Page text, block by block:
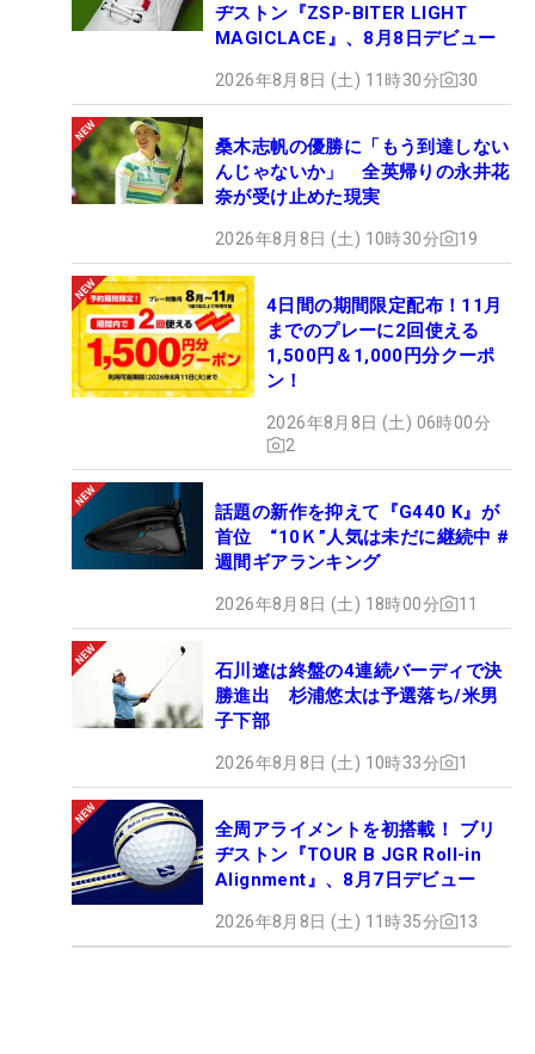
ヂストン『ZSP-BITER LIGHT
MAGICLACE』、8月8日デビュー
2026年8月8日 (土) 11時30分 30
桑木志帆の優勝に「もう到達しない
んじゃないか」 全英帰りの永井花
奈が受け止めた現実
2026年8月8日 (土) 10時30分 19
4日間の期間限定配布！11月
までのプレーに2回使える
1,500円＆1,000円分クーポ
ン！
2026年8月8日 (土) 06時00分
2
話題の新作を抑えて『G440 K』が
首位 “10Ｋ”人気は未だに継続中 #
週間ギアランキング
2026年8月8日 (土) 18時00分 11
石川遼は終盤の4連続バーディで決
勝進出 杉浦悠太は予選落ち/米男
子下部
2026年8月8日 (土) 10時33分 1
全周アライメントを初搭載！ ブリ
ヂストン『TOUR B JGR Roll-in
Alignment』、8月7日デビュー
2026年8月8日 (土) 11時35分 13